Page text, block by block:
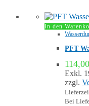
In den
PFT
114,00
Exkl.
zzgl.
Bei